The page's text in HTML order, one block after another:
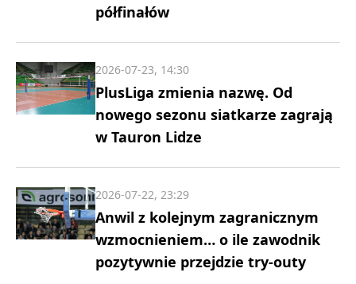
półfinałów
PlusLiga zmienia nazwę. Od
nowego sezonu siatkarze zagrają
w Tauron Lidze
2026-07-23, 14:30
Anwil z kolejnym zagranicznym
wzmocnieniem… o ile zawodnik
pozytywnie przejdzie try-outy
2026-07-22, 23:29